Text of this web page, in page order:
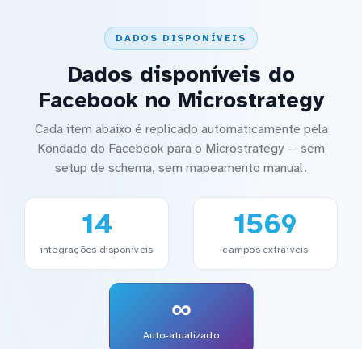
DADOS DISPONÍVEIS
Dados disponíveis do
Facebook no Microstrategy
Cada item abaixo é replicado automaticamente pela
Kondado do Facebook para o Microstrategy — sem
setup de schema, sem mapeamento manual.
14
integrações disponíveis
1569
campos extraíveis
∞
Auto-atualizado